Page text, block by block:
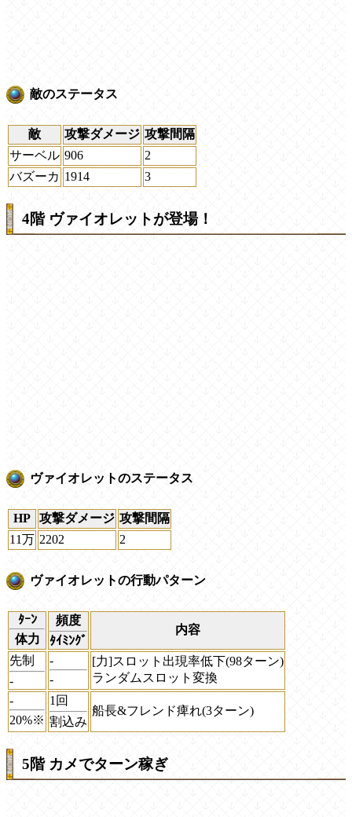
敵のステータス
敵 攻撃ダメージ 攻撃間隔
サーベル 906
2
バズーカ 1914 3
4階 ヴァイオレットが登場！
ヴァイオレットのステータス
HP 攻撃ダメージ 攻撃間隔
11万 2202 2
ヴァイオレットの行動パターン
ﾀｰﾝ
体力
頻度
ﾀｲﾐﾝｸﾞ
内容
先制
-
-
-
[力]スロット出現率低下(98ターン)
ランダムスロット変換
-
20%※
1回
割込み
船長&フレンド痺れ(3ターン)
5階 カメでターン稼ぎ